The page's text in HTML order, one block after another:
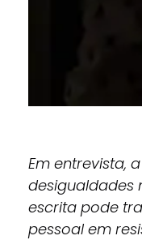
Em entrevista,
desigualdades
escrita pode
pessoal em